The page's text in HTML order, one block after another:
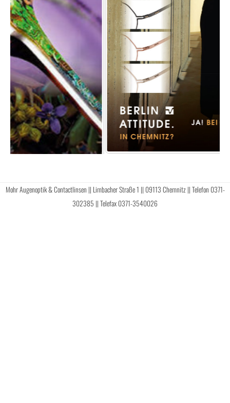
Mohr Augenoptik & Contactlinsen || Limbacher Straße 1 || 09113 Chemnitz || Telefon 0371-
302385 || Telefax 0371-3540026